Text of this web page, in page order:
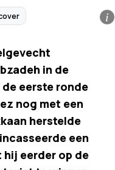
i
in de
eerste ronde
nog met een
herstelde
een
eerder op de